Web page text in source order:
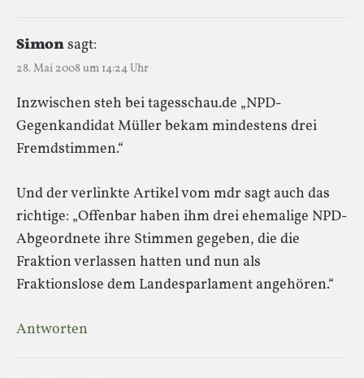
Simonsagt:
28. Mai 2008 um 14:24 Uhr
Inzwischen steh bei tagesschau.de „NPD-
Gegenkandidat Müller bekam mindestens drei
Fremdstimmen.“
Und der verlinkte Artikel vom mdr sagt auch das
richtige: „Offenbar haben ihm drei ehemalige NPD-
Abgeordnete ihre Stimmen gegeben, die die
Fraktion verlassen hatten und nun als
Fraktionslose dem Landesparlament angehören.“
Antworten